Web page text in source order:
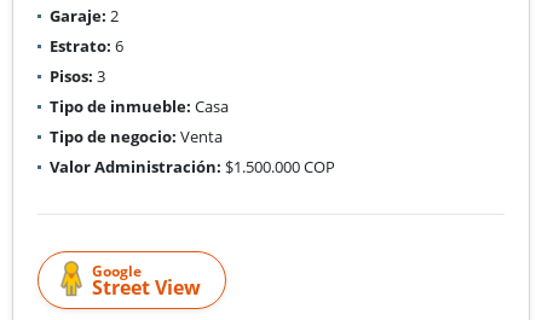
Garaje: 2
Estrato: 6
Pisos: 3
Tipo de inmueble: Casa
Tipo de negocio: Venta
Valor Administración: $1.500.000 COP
Google
Street View